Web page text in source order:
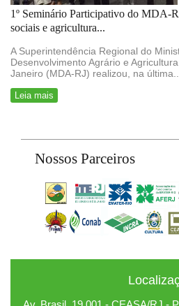
1º Seminário Participativo do MDA-
sociais e agricultura...
A Superintendência Regional do
Desenvolvimento Agrário e
Janeiro (MDA-RJ) realizou, na última...
Leia mais
Nossos Parceiros